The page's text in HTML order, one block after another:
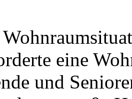
eine
und